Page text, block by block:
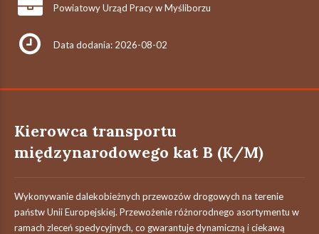
Powiatowy Urząd Pracy w Myśliborzu
Data dodania: 2026-08-02
Kierowca transportu
międzynarodowego kat B (K/M)
Wykonywanie dalekobieżnych przewozów drogowych na terenie
państw Unii Europejskiej. Przewożenie różnorodnego asortymentu w
ramach zleceń spedycyjnych, co gwarantuje dynamiczną i ciekawą